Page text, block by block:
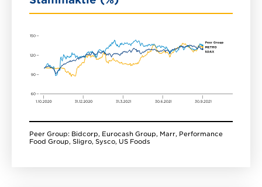
Peer Group: Bidcorp, Eurocash Group, Marr, Performance
Food Group, Sligro, Sysco, US Foods